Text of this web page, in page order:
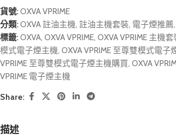
貨號:OXVA VPRIME
分類:OXVA 註油主機, 註油主機套裝, 電子煙推薦,
標籤:OXVA, OXVA VPRIME, OXVA VPRIME 主機
模式電子煙主機, OXVA VPRIME 至尊雙模式電子
VPRIME 至尊雙模式電子煙主機購買, OXVA
VPRIME 電子煙主機
Share:
描述